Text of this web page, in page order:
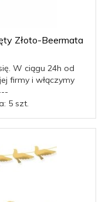
Złoto-Beermata
W ciągu 24h od
firmy i włączymy
5 szt.